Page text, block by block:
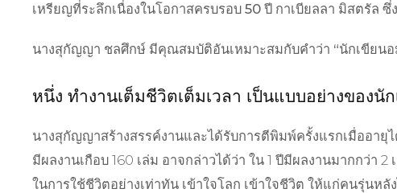
เหรียญที่ระลึกเนื่องในโอกาสครบรอบ 50 ปี กาเบียลลา มิสตรัล ซึ่
นางสุกัญญา ชลศึกษ์ มีคุณสมบัติอันเหมาะสมกับคำว่า “นักเขียนอ
หนึ่ง ทำงานเต็มชีวิตเต็มเวลา เป็นแบบอย่างของนั
นางสุกัญญาสร้างสรรค์งานและได้รับการตีพิมพ์ครั้งแรกเมื่ออายุ
มีผลงานเกือบ 160 เล่ม อาจกล่าวได้ว่า ใน 1 ปีมีผลงานมากกว่า
ในการใช้ชีวิตอย่างเท่าทัน เข้าใจโลก เข้าใจชีวิต ให้แก่คนรุ่นหลั